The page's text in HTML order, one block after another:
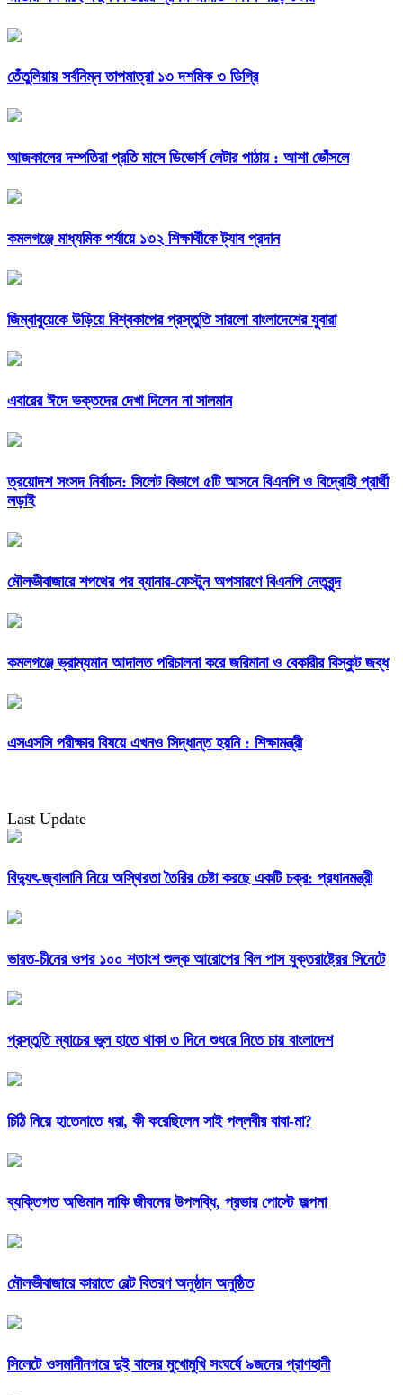
তেঁতুলিয়ায় সর্বনিম্ন তাপমাত্রা ১৩ দশমিক ৩ ডিগ্রি
আজকালের দম্পতিরা প্রতি মাসে ডিভোর্স লেটার পাঠায় : আশা ভোঁসলে
কমলগঞ্জে মাধ্যমিক পর্যায়ে ১৩২ শিক্ষার্থীকে ট্যাব প্রদান
জিম্বাবুয়েকে উড়িয়ে বিশ্বকাপের প্রস্তুতি সারলো বাংলাদেশের যুবারা
এবারের ঈদে ভক্তদের দেখা দিলেন না সালমান
ত্রয়োদশ সংসদ নির্বাচন: সিলেট বিভাগে ৫টি আসনে বিএনপি ও বিদ্রোহী প্রার্থী
লড়াই
মৌলভীবাজারে শপথের পর ব্যানার-ফেস্টুন অপসারণে বিএনপি নেতৃবৃন্দ
কমলগঞ্জে ভ্রাম্যমান আদালত পরিচালনা করে জরিমানা ও বেকারীর বিস্কুট জব্ধ
এসএসসি পরীক্ষার বিষয়ে এখনও সিদ্ধান্ত হয়নি : শিক্ষামন্ত্রী
Last Update
বিদ্যুৎ-জ্বালানি নিয়ে অস্থিরতা তৈরির চেষ্টা করছে একটি চক্র: প্রধানমন্ত্রী
ভারত-চীনের ওপর ১০০ শতাংশ শুল্ক আরোপের বিল পাস যুক্তরাষ্ট্রের সিনেটে
প্রস্তুতি ম্যাচের ভুল হাতে থাকা ৩ দিনে শুধরে নিতে চায় বাংলাদেশ
চিঠি নিয়ে হাতেনাতে ধরা, কী করেছিলেন সাই পল্লবীর বাবা-মা?
ব্যক্তিগত অভিমান নাকি জীবনের উপলব্ধি, প্রভার পোস্টে জল্পনা
মৌলভীবাজারে কারাতে বেল্ট বিতরণ অনুষ্ঠান অনুষ্ঠিত
সিলেটে ওসমানীনগরে দুই বাসের মুখোমুখি সংঘর্ষে ৯জনের প্রাণহানী